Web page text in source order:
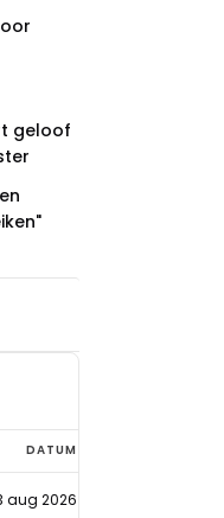
geloof
DATUM
aug 2026